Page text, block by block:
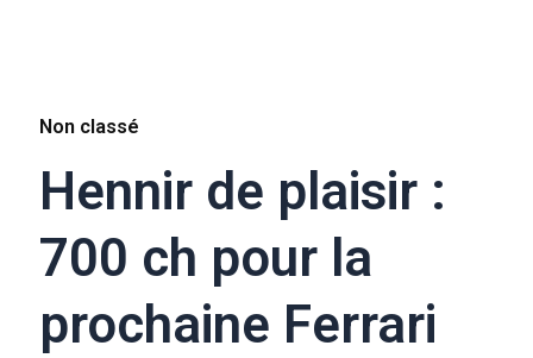
Non classé
Hennir de plaisir :
700 ch pour la
prochaine Ferrari